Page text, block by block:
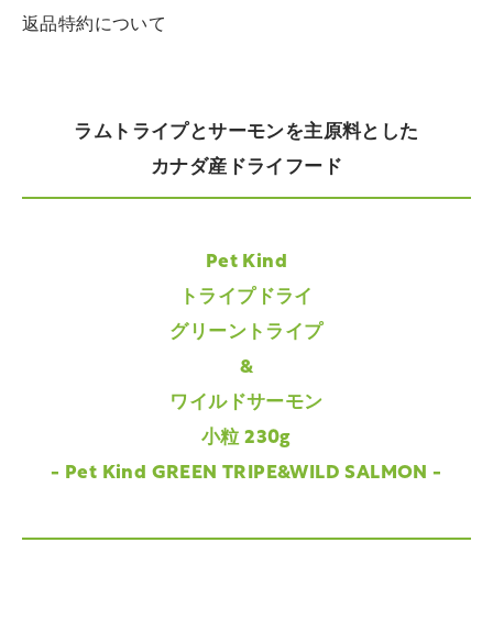
返品特約について
ラムトライプとサーモンを主原料とした
カナダ産ドライフード
Pet Kind
トライプドライ
グリーントライプ
&
ワイルドサーモン
小粒 230g
- Pet Kind GREEN TRIPE&WILD SALMON -